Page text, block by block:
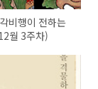
비행이 전하는
월 3주차)